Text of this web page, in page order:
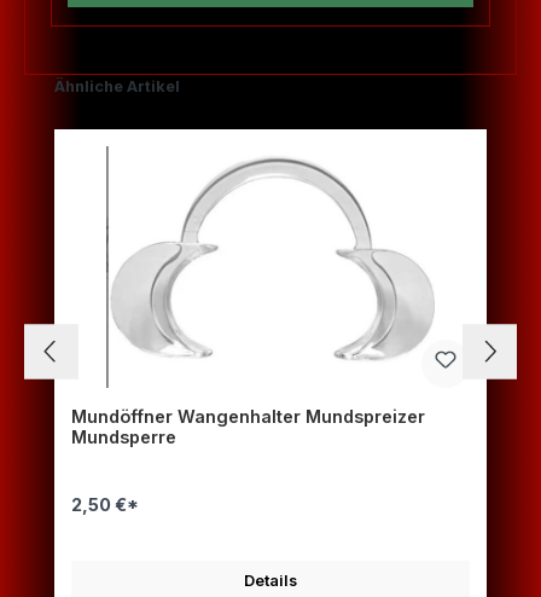
Produktgalerie überspringen
Ähnliche Artikel
Mundöffner Wangenhalter Mundspreizer
Mundsperre
2,50 €*
Details